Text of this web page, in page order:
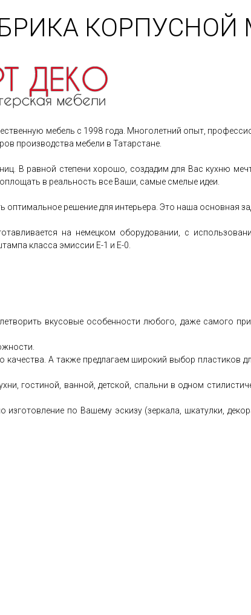
КОРПУСНОЙ
мебель с 1998 года. Многолетний опыт,
производства мебели в Татарстане.
В равной степени хорошо, создадим для Вас кухню
в реальность все Ваши, самые смелые идеи.
решение для интерьера. Это наша основная
на немецком оборудовании, с
класса эмиссии Е-1 и Е-0.
вкусовые особенности любого, даже самого
А также предлагаем широкий выбор пластиков
гостиной, ванной, детской, спальни в одном
по Вашему эскизу (зеркала, шкатулки,